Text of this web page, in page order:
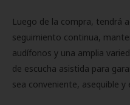
Luego de la compra, tendrá
seguimiento continua,
audífonos y una amplia
de escucha asistida para
sea conveniente, asequible y